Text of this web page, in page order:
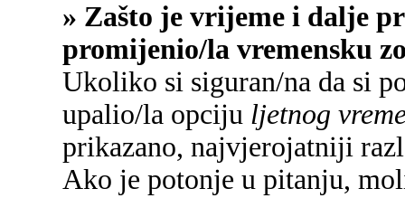
» Zašto je vrijeme i dalje
promijenio/la vremensku
Ukoliko si siguran/na da si
upalio/la opciju ljetnog
prikazano, najvjerojatniji
Ako je potonje u pitanju,